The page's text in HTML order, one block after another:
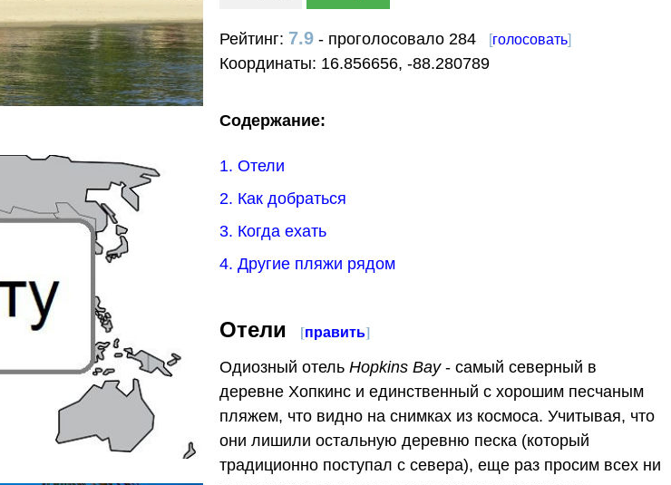
Рейтинг: 7.9- проголосовало 284 [голосовать]
Координаты: 16.856656, -88.280789
Содержание:
1. Отели
2. Как добраться
3. Когда ехать
4. Другие пляжи рядом
Отели [править]
Одиозный отель Hopkins Bay- самый северный в
деревне Хопкинс и единственный с хорошим песчаным
пляжем, что видно на снимках из космоса. Учитывая, что
они лишили остальную деревню песка (который
традиционно поступал с севера), еще раз просим всех ни